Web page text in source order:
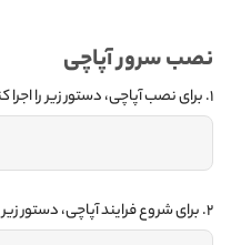
نصب سرور آپاچی
۱. برای نصب آپاچی، دستور زیر را اجرا کنید:
۲. برای شروع فرایند آپاچی، دستور زیر را وارد کنید: